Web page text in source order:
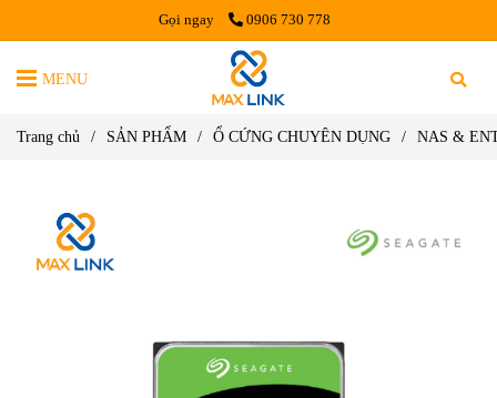
Gọi ngay 0906 730 778
MENU
Trang chủ / SẢN PHẨM / Ổ CỨNG CHUYÊN DỤNG / NAS &